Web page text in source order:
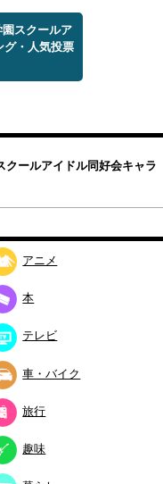
スクールア
グ・人気投票
クールアイドル同好会キャラ
アニメ
本
テレビ
車・バイク
旅行
趣味